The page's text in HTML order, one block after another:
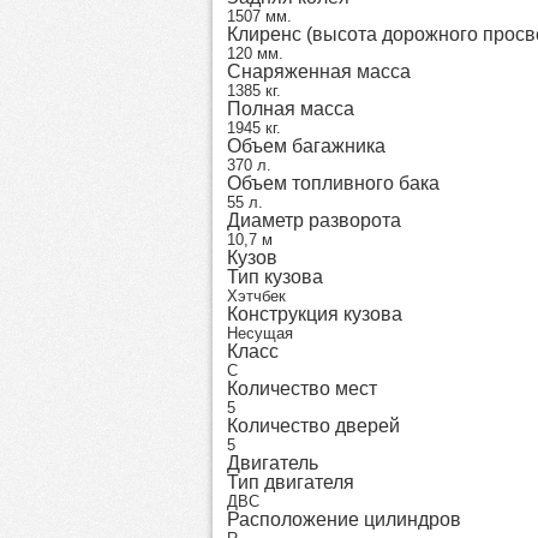
1507 мм.
Клиренс (высота дорожного
120 мм.
Снаряженная масса
1385 кг.
Полная масса
1945 кг.
Объем багажника
370 л.
Объем топливного бака
55 л.
Диаметр разворота
10,7 м
Кузов
Тип кузова
Хэтчбек
Конструкция кузова
Несущая
Класс
C
Количество мест
5
Количество дверей
5
Двигатель
Тип двигателя
ДВС
Расположение цилиндров